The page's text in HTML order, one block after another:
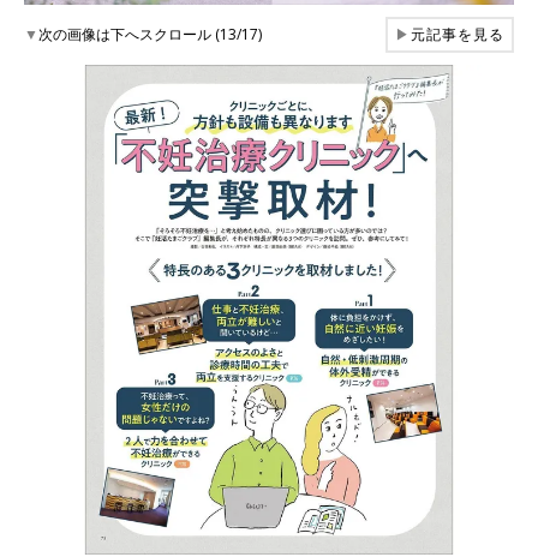
▼次の画像は下へスクロール (13/17) ▶元記事を見る